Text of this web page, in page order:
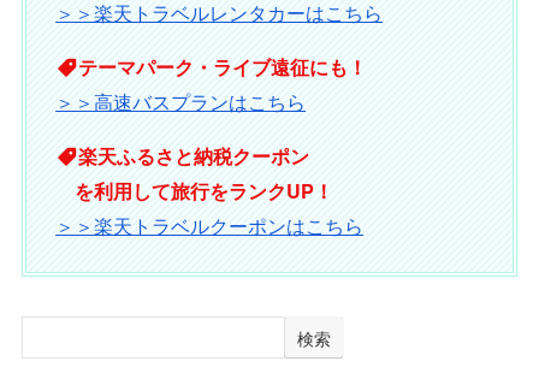
＞＞楽天トラベルレンタカーはこちら
テーマパーク・ライブ遠征にも！
＞＞高速バスプランはこちら
楽天ふるさと納税クーポン
を利用して旅行をランクUP！
＞＞楽天トラベルクーポンはこちら
検索